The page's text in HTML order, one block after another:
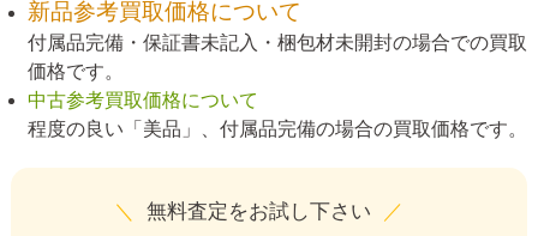
新品参考買取価格について
付属品完備・保証書未記入・梱包材未開封の場合での買取
価格です。
中古参考買取価格について
程度の良い「美品」、付属品完備の場合の買取価格です。
＼ 無料査定をお試し下さい ／